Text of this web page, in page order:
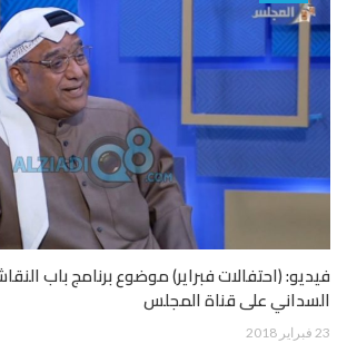
فيديو: (احتفالات فبراير) موضوع برنامج باب
السداني على قناة المجلس
23 فبراير 2018